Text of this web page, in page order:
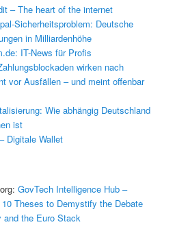
– The heart of the internet
Sicherheitsproblem: Deutsche
in Milliardenhöhe
IT-News für Profis
wirken nach
vor Ausfällen – und meint offenbar
Wie abhängig Deutschland
ist
Digitale Wallet
GovTech Intelligence Hub –
Theses to Demystify the Debate
and the Euro Stack